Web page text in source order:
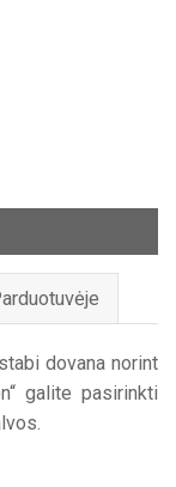
dovana norint
galite pasirinkti